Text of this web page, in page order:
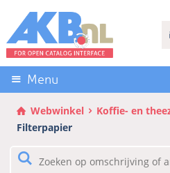
links
over
Direct
naar
de
inhoud
Direct
het
Menu
Webwinkel
Koffie- en
Filterpapier